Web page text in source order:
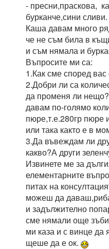
- пресни,праскова,
бурканче,сини сливи.
Каша давам много
че не съм била в
и съм нямала и
Въпросите ми са:
1.Как сме според
2.Добри ли са
да променя ли
давам по-голямо
пюре,т.е.280гр пюре
или така както е в
3.Да въвеждам ли
какво?А други
Извинете ме за
елементарните
питах на
можеш да
и задължително
сме нямали още зъби
ми каза и с винце да
щеше да е ок.